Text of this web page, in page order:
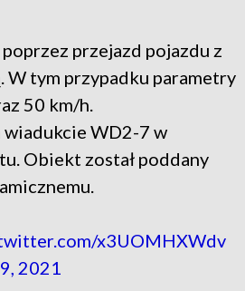
przejazd pojazdu z
W tym przypadku parametry
50 km/h.
wiadukcie WD2-7 w
Obiekt został poddany
x3UOMHXWdv
2021